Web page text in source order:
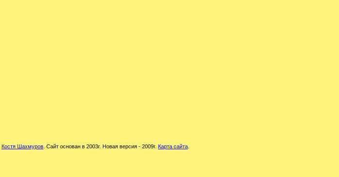
Костя Шахмуров . Сайт основан в 2003г. Новая версия - 2009г. Карта сайта